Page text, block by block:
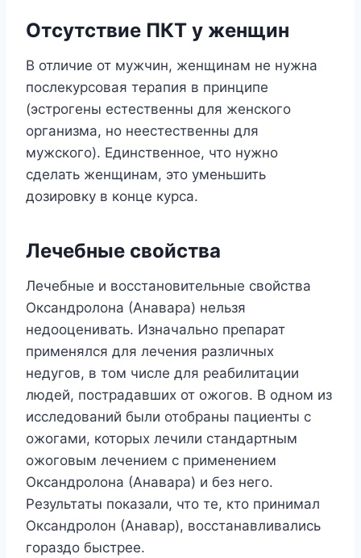
Отсутствие ПКТ у женщин
В отличие от мужчин, женщинам не нужна
послекурсовая терапия в принципе
(эстрогены естественны для женского
организма, но неестественны для
мужского). Единственное, что нужно
сделать женщинам, это уменьшить
дозировку в конце курса.
Лечебные свойства
Лечебные и восстановительные свойства
Оксандролона (Анавара) нельзя
недооценивать. Изначально препарат
применялся для лечения различных
недугов, в том числе для реабилитации
людей, пострадавших от ожогов. В одном из
исследований были отобраны пациенты с
ожогами, которых лечили стандартным
ожоговым лечением с применением
Оксандролона (Анавара) и без него.
Результаты показали, что те, кто принимал
Оксандролон (Анавар), восстанавливались
гораздо быстрее.